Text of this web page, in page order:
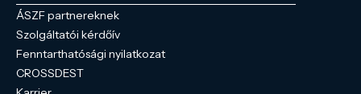
ÁSZF partnereknek
Szolgáltatói kérdőív
Fenntarthatósági nyilatkozat
CROSSDEST